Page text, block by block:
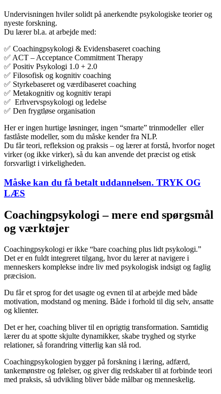
Undervisningen hvilersolidt på anerkendte psykologiske teorierog
nyeste forskning.
Du lærerbl.a. at arbejde med:
✅ Coachingpsykologi & Evidensbaseret coaching
✅ ACT – Acceptance Commitment Therapy
✅ Positiv Psykologi 1.0 + 2.0
✅ Filosofisk og kognitiv coaching
✅ Styrkebaseret og værdibaseret coaching
✅ Metakognitiv og kognitiv terapi
✅ Erhvervspsykologi og ledelse
✅ Den frygtløse organisation
Hereringen hurtige løsninger, ingen “smarte” trinmodeller eller
fastlåste modeller, som du måske kender fra NLP.
Du fårteori, refleksion og praksis – og lærerat forstå, hvorfornoget
virker (og ikke virker), så du kan anvende det præcist og etisk
forsvarligt i virkeligheden.
Måske kan du få betalt uddannelsen. TRYK OG
LÆS
Coachingpsykologi –mere end spørgsmål
og værktøjer
Coachingpsykologi er ikke “bare coaching plus lidt psykologi.”
Det er en fuldt integreret tilgang, hvor du lærer at navigere i
menneskers komplekse indre liv med psykologisk indsigt og faglig
præcision.
Du får et sprog for det usagte og evnen til at arbejde med både
motivation, modstand og mening. Både i forhold til dig selv, ansatte
og klienter.
Det er her, coaching bliver til en oprigtig transformation. Samtidig
lærer du at spotte skjulte dynamikker, skabe tryghed og styrke
relationer, så forandring vitterlig kan slå rod.
Coachingpsykologien bygger på forskning i læring, adfærd,
tankemønstre og følelser, og giver dig redskaber til at forbinde teori
med praksis, så udvikling bliver både målbar og menneskelig.